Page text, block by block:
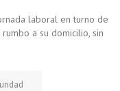
laboral en turno de
a su domicilio, sin